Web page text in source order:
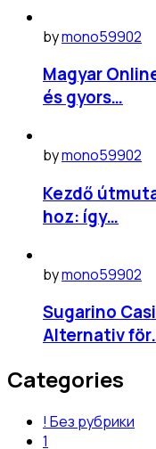
bymono59902
Magyar
és gyors…
bymono59902
Kezdő
hoz: így…
bymono59902
Sugarino
Alternativ
Categories
! Без рубрики
1